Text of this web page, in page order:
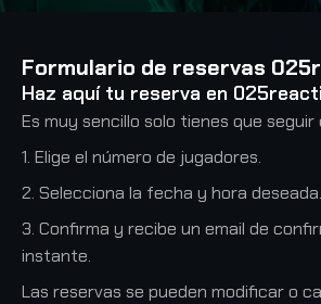
Formulario de reservas
Haz aquí tu reserva en
Es muy sencillo solo tienes que seguir
1. Elige el número de jugadores.
2. Selecciona la fecha y hora deseada.
3. Confirma y recibe un email de
instante.
Las reservas se pueden modificar o